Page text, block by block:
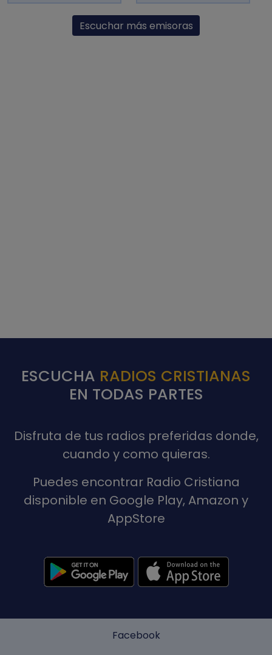
Escuchar más emisoras
ESCUCHA RADIOS CRISTIANAS
EN TODAS PARTES
Disfruta de tus radios preferidas donde,
cuando y como quieras.
Puedes encontrar Radio Cristiana
disponible en Google Play, Amazon y
AppStore
Facebook